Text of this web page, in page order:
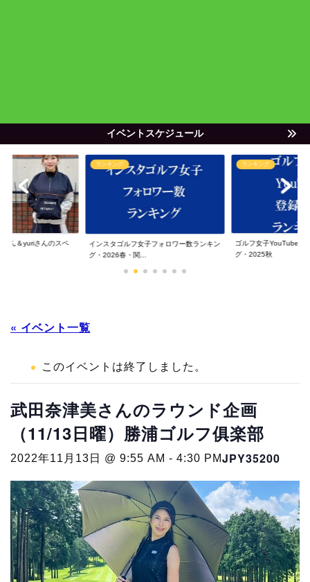
イベントスケジュール
ん＆yuriさんのスペ
ランキング
インスタゴルフ女子フォロワー数ランキン
グ・2026春・関...
ランキング
ゴルフ女子YouTube登
グ・2025秋
« イベント一覧
このイベントは終了しました。
武田奈津美さんのラウンド企画
（11/13日曜）勝浦ゴルフ俱楽部
2022年11月13日 @ 9:55 AM - 4:30 PMJPY35200